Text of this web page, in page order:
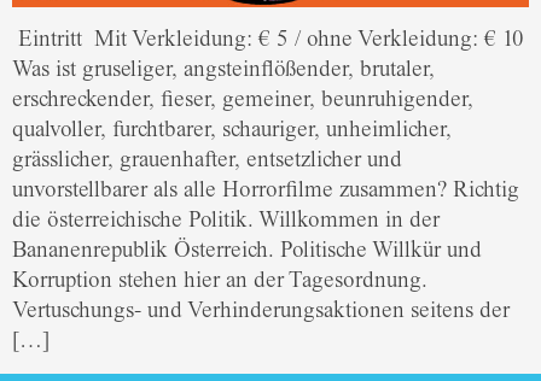
Eintritt Mit Verkleidung: € 5 / ohne Verkleidung: € 10
Was ist gruseliger, angsteinflößender, brutaler,
erschreckender, fieser, gemeiner, beunruhigender,
qualvoller, furchtbarer, schauriger, unheimlicher,
grässlicher, grauenhafter, entsetzlicher und
unvorstellbarer als alle Horrorfilme zusammen? Richtig
die österreichische Politik. Willkommen in der
Bananenrepublik Österreich. Politische Willkür und
Korruption stehen hier an der Tagesordnung.
Vertuschungs- und Verhinderungsaktionen seitens der
[…]